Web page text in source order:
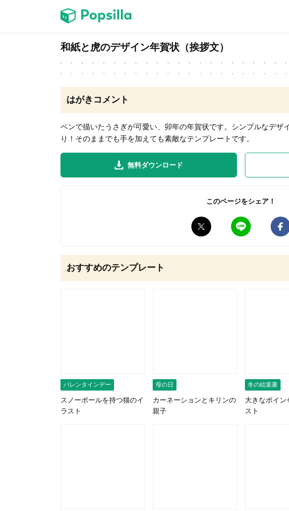
ゲーム
LINE無料スタンプ
和紙と虎のデザイン年賀状（挨拶文）
はがきコメント
ペンで描いたうさぎが可愛い、卯年の年賀状です。シンプルなデザ
り！そのままでも手を加えても素敵なテンプレートです。
無料ダウンロード
このページをシェア！
おすすめのテンプレート
バレンタインデー
スノーポールを持つ猫のイ
ラスト
母の日
カーネーションとキリンの
親子
冬の絵葉書
大きなポイン
スト